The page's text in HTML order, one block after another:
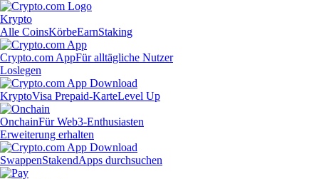
Krypto
Alle CoinsKörbeEarnStaking
Crypto.com AppFür alltägliche Nutzer
Loslegen
KryptoVisa Prepaid-KarteLevel Up
OnchainFür Web3-Enthusiasten
Erweiterung erhalten
SwappenStakendApps durchsuchen